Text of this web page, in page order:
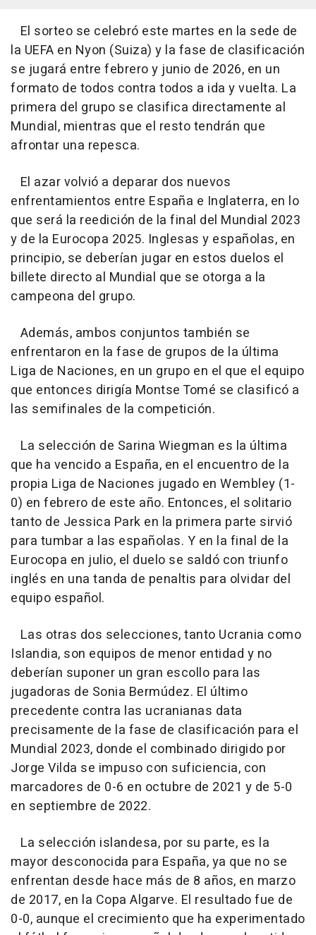
El sorteo se celebró este martes en la sede de
la UEFA en Nyon (Suiza) y la fase de clasificación
se jugará entre febrero y junio de 2026, en un
formato de todos contra todos a ida y vuelta. La
primera del grupo se clasifica directamente al
Mundial, mientras que el resto tendrán que
afrontar una repesca.
El azar volvió a deparar dos nuevos
enfrentamientos entre España e Inglaterra, en lo
que será la reedición de la final del Mundial 2023
y de la Eurocopa 2025. Inglesas y españolas, en
principio, se deberían jugar en estos duelos el
billete directo al Mundial que se otorga a la
campeona del grupo.
Además, ambos conjuntos también se
enfrentaron en la fase de grupos de la última
Liga de Naciones, en un grupo en el que el equipo
que entonces dirigía Montse Tomé se clasificó a
las semifinales de la competición.
La selección de Sarina Wiegman es la última
que ha vencido a España, en el encuentro de la
propia Liga de Naciones jugado en Wembley (1-
0) en febrero de este año. Entonces, el solitario
tanto de Jessica Park en la primera parte sirvió
para tumbar a las españolas. Y en la final de la
Eurocopa en julio, el duelo se saldó con triunfo
inglés en una tanda de penaltis para olvidar del
equipo español.
Las otras dos selecciones, tanto Ucrania como
Islandia, son equipos de menor entidad y no
deberían suponer un gran escollo para las
jugadoras de Sonia Bermúdez. El último
precedente contra las ucranianas data
precisamente de la fase de clasificación para el
Mundial 2023, donde el combinado dirigido por
Jorge Vilda se impuso con suficiencia, con
marcadores de 0-6 en octubre de 2021 y de 5-0
en septiembre de 2022.
La selección islandesa, por su parte, es la
mayor desconocida para España, ya que no se
enfrentan desde hace más de 8 años, en marzo
de 2017, en la Copa Algarve. El resultado fue de
0-0, aunque el crecimiento que ha experimentado